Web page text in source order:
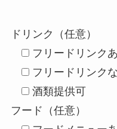
ドリンク（任意）
フリードリンク
フリードリンク
酒類提供可
フード（任意）